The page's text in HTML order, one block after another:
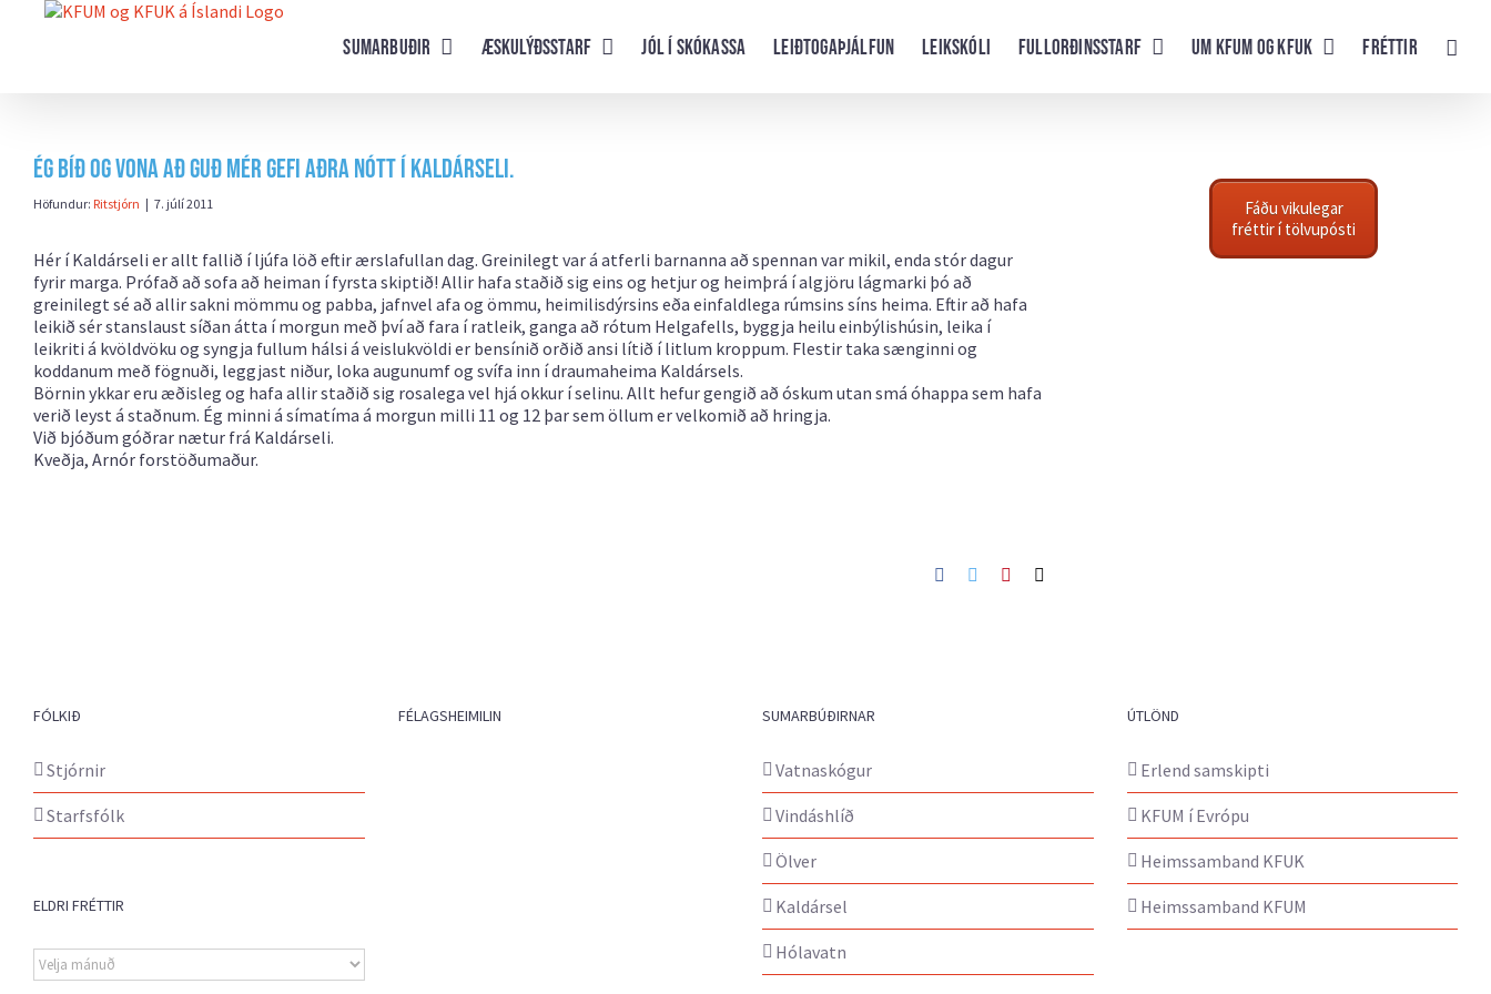
Sumarbuðir Æskulýðsstarf Jól í skókassa Leiðtogaþjálfun Leikskóli Fullorðinsstarf UM KFUM og KFUK Fréttir
Ég bíð og vona að Guð mér gefi aðra nótt í Kaldárseli.
Höfundur: Ritstjórn | 7. júlí 2011
Hér í Kaldárseli er allt fallið í ljúfa löð eftir ærslafullan dag. Greinilegt var á atferli barnanna að spennan var mikil, enda stór dagur
fyrir marga. Prófað að sofa að heiman í fyrsta skiptið! Allir hafa staðið sig eins og hetjur og heimþrá í algjöru lágmarki þó að
greinilegt sé að allir sakni mömmu og pabba, jafnvel afa og ömmu, heimilisdýrsins eða einfaldlega rúmsins síns heima. Eftir að hafa
leikið sér stanslaust síðan átta í morgun með því að fara í ratleik, ganga að rótum Helgafells, byggja heilu einbýlishúsin, leika í
leikriti á kvöldvöku og syngja fullum hálsi á veislukvöldi er bensínið orðið ansi lítið í litlum kroppum. Flestir taka sænginni og
koddanum með fögnuði, leggjast niður, loka augunumf og svífa inn í draumaheima Kaldársels.
Börnin ykkar eru æðisleg og hafa allir staðið sig rosalega vel hjá okkur í selinu. Allt hefur gengið að óskum utan smá óhappa sem hafa
verið leyst á staðnum. Ég minni á símatíma á morgun milli 11 og 12 þar sem öllum er velkomið að hringja.
Við bjóðum góðrar nætur frá Kaldárseli.
Kveðja, Arnór forstöðumaður.
Facebook
TwitterPinterest
Fáðu vikulegar
fréttir í tölvupósti
FÓLKIÐ
Stjórnir
Starfsfólk
ELDRI FRÉTTIR
Eldri
fréttir
FÉLAGSHEIMILIN SUMARBÚÐIRNAR
Vatnaskógur
Vindáshlíð
Ölver
Kaldársel
Hólavatn
ÚTLÖND
Erlend samskipti
KFUM í Evrópu
Heimssamband KFUK
Heimssamband KFUM